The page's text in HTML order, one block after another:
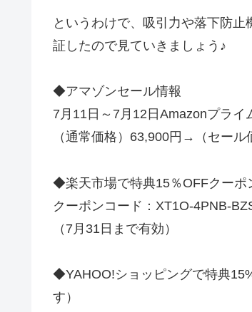
というわけで、吸引力や落下防
証したので見ていきましょう♪
◆アマゾンセール情報
7月11日～7月12日Amazonプライ
（通常価格）63,900円→（セール
◆楽天市場で特典15％OFFクーポ
クーポンコード：XT1O-4PNB-
（7月31日まで有効）
◆YAHOO!ショッピングで特典
す）